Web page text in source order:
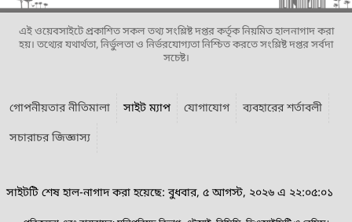
এই ওয়েবসাইটে প্রকাশিত সকল তথ্য সংশ্লিষ্ট দপ্তর কর্তৃক নিয়মিত হালনাগাদ করা
হয়। তথ্যের যথার্থতা, নির্ভুলতা ও নির্ভরযোগ্যতা নিশ্চিত করতে সংশ্লিষ্ট দপ্তর সর্বদা
সচেষ্ট।
গোপনীয়তার নীতিমালা সাইট ম্যাপ যোগাযোগ
ব্যবহারের শর্তাবলী
সচারাচর জিজ্ঞাস্য
সাইটটি শেষ হাল-নাগাদ করা হয়েছে: বুধবার, ৫ আগস্ট, ২০২৬ এ ২২:০৫:০১